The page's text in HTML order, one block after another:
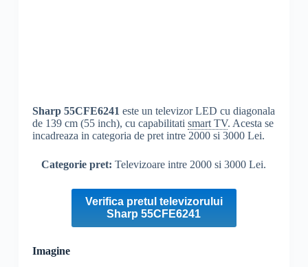
Sharp 55CFE6241 este un televizor LED cu diagonala
de 139 cm (55 inch), cu capabilitati smart TV. Acesta se
incadreaza in categoria de pret intre 2000 si 3000 Lei.
Categorie pret:Televizoare intre 2000 si 3000 Lei.
Verifica pretul televizorului
Sharp 55CFE6241
Imagine